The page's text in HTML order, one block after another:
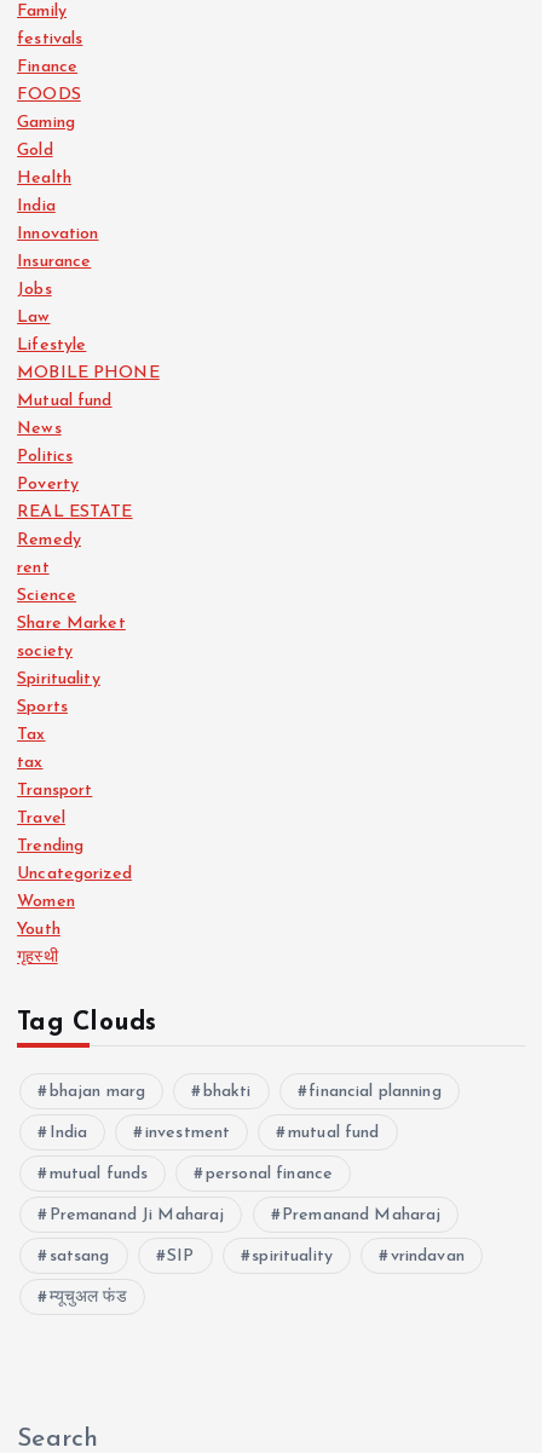
Family
festivals
Finance
FOODS
Gaming
Gold
Health
India
Innovation
Insurance
Jobs
Law
Lifestyle
MOBILE PHONE
Mutual fund
News
Politics
Poverty
REAL ESTATE
Remedy
rent
Science
Share Market
society
Spirituality
Sports
Tax
tax
Transport
Travel
Trending
Uncategorized
Women
Youth
गृहस्थी
Tag Clouds
bhajan marg bhakti financial planning
India investment mutual fund
mutual funds personal finance
Premanand Ji Maharaj Premanand Maharaj
satsang SIP spirituality vrindavan
म्यूचुअल फंड
Search